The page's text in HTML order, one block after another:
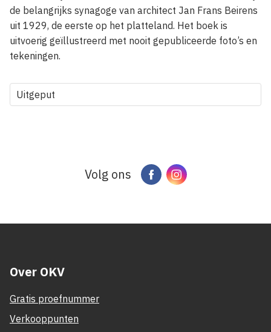
de belangrijks synagoge van architect Jan Frans Beirens
uit 1929, de eerste op het platteland. Het boek is
uitvoerig geïllustreerd met nooit gepubliceerde foto’s en
tekeningen.
Volg ons FacebookInstagram
Over OKV
Gratis proefnummer
Verkooppunten